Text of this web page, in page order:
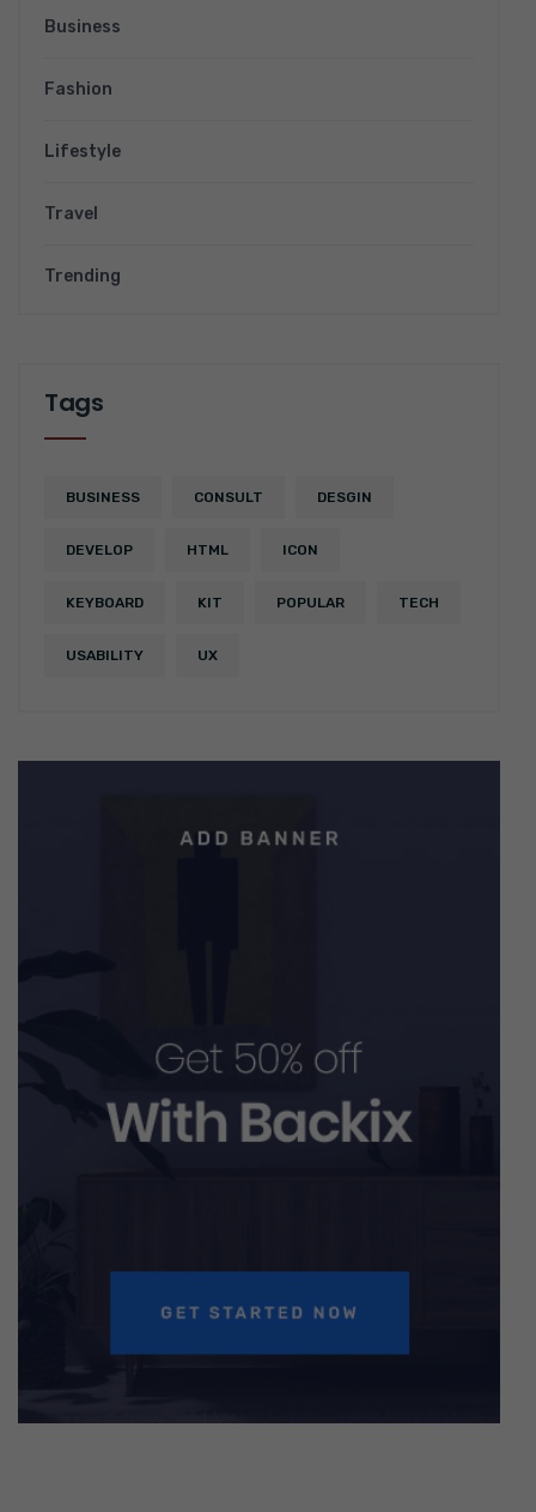
Business
Fashion
Lifestyle
Travel
Trending
Tags
BUSINESS CONSULT DESGIN
DEVELOP HTML ICON
KEYBOARD KIT POPULAR TECH
USABILITY UX